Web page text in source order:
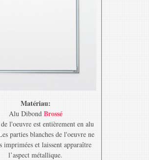
Matériau:
Alu Dibond Brossé
l'oeuvre est entièrement en alu
parties blanches de l'oeuvre ne
imprimées et laissent apparaître
l’aspect métallique.